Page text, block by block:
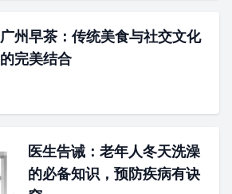
广州早茶：传统美食与社交文化
的完美结合
医生告诫：老年人冬天洗澡
的必备知识，预防疾病有诀